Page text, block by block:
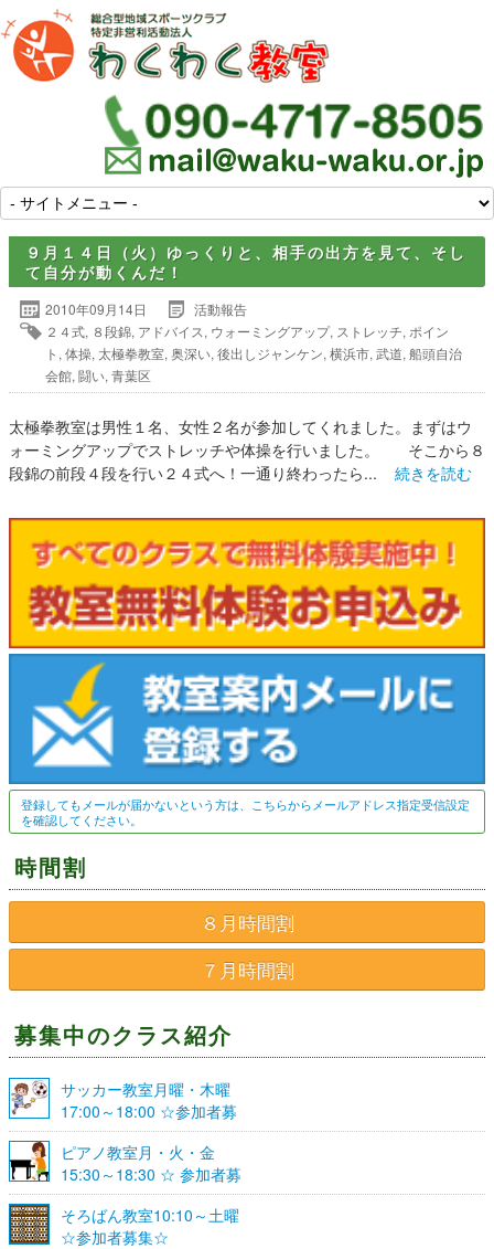
９月１４日（火）ゆっくりと、相手の出方を見て、そし
て自分が動くんだ！
2010年09月14日
活動報告
２４式, ８段錦, アドバイス, ウォーミングアップ, ストレッチ, ポイン
ト , 体操, 太極拳教室, 奥深い, 後出しジャンケン, 横浜市, 武道, 船頭自治
会館, 闘い, 青葉区
太極拳教室は男性１名、女性２名が参加してくれました。まずはウ
ォーミングアップでストレッチや体操を行いました。 そこから８
段錦の前段４段を行い２４式へ！一通り終わったら... 続きを読む
登録してもメールが届かないという方は、こちらからメールアドレス指定受信設定
を確認してください。
時間割
８月時間割
７月時間割
募集中のクラス紹介
サッカー教室月曜・木曜
17:00～18:00 ☆参加者募
集☆
ピアノ教室月・火・金
15:30～18:30 ☆ 参加者募
集☆
そろばん教室10:10～土曜
☆参加者募集☆